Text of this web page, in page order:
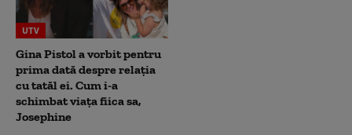
UTV
Gina Pistol a vorbit pentru
prima dată despre relația
cu tatăl ei. Cum i-a
schimbat viața fiica sa,
Josephine